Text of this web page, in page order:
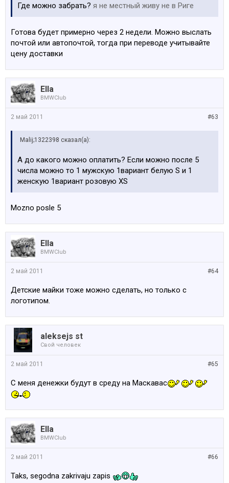
Где можно забрать? я не местный живу не в Риге
Готова будет примерно через 2 недели. Можно выслать
почтой или автопочтой, тогда при переводе учитывайте
цену доставки
Ella
BMWClub
#63
2 май 2011
Malij;1322398 сказал(а):
А до какого можно оплатить? Если можно после 5
числа можно то 1 мужскую 1вариант белую S и 1
женскую 1вариант розовую XS
Mozno posle 5
Ella
BMWClub
#64
2 май 2011
Детские майки тоже можно сделать, но только с
логотипом.
aleksejs st
Свой человек
#65
2 май 2011
С меня денежки будут в среду на Маскавас
Ella
BMWClub
#66
2 май 2011
Taks, segodna zakrivaju zapis